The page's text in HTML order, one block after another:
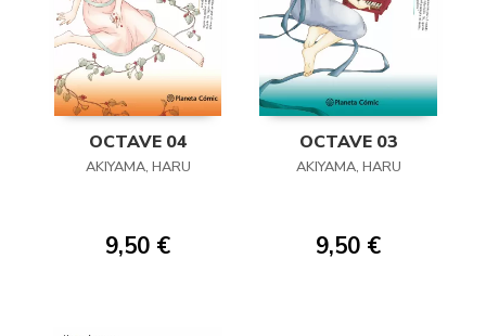
OCTAVE 04
AKIYAMA, HARU
9,50 €
OCTAVE 03
AKIYAMA, HARU
9,50 €